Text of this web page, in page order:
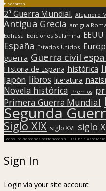
Sorpresa
2ª Guerra Mundial. Alejandro
Antigua Grecia antigua Roma
Edhasa Ediciones Salamina EEUU
España Estados Unidos
guerra Guerra civil
Historia de España histórica
Japón libros literatura
Novela histórica Premios
Primera Guerra Mundial
Segunda
Siglo XIX siglo XVI siglo
Todos los derechos pertenecen a Hislibris
Sign In
Login via your site account